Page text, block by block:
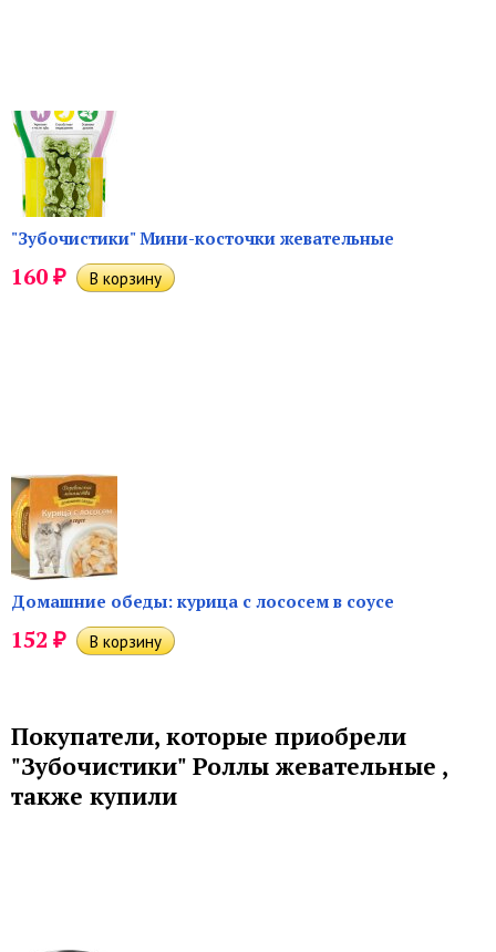
"Зубочистики" Мини-косточки жевательные
160₽
Домашние обеды: курица с лососем в соусе
152 ₽
Покупатели, которые приобрели
"Зубочистики" Роллы жевательные ,
также купили